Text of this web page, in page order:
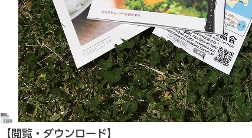
【閲覧・ダウンロード】